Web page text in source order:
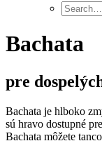
Bachata
pre
Bachata je hlboko
sú hravo dostupné
Bachata môžete